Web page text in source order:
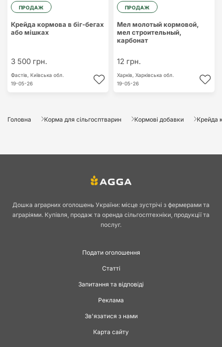
ПРОДАЖ
Крейда кормова в біг-бегах
або мішках
3 500 грн.
Фастів, Київська обл.
19-05-26
ПРОДАЖ
Мел молотый кормовой,
мел строительный,
карбонат
12 грн.
Харків, Харківська обл.
19-05-26
Головна Корма для сільгосптварин Кормові добавки Крейда
Дошка аграрних оголошень України: місце зустрічі з фермерами та
аграріями. Купівля, продаж та оренда сільгосптехніки, продукції та
послуг.
Подати оголошення
Статті
Запитання та відповіді
Реклама
Зв'язатися з нами
Карта сайту